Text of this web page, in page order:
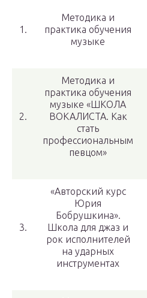
1.
Методика и
практика обучения
музыке
2.
Методика и
практика обучения
музыке «ШКОЛА
ВОКАЛИСТА. Как
стать
профессиональным
певцом»
3.
«Авторский курс
Юрия
Бобрушкина».
Школа для джаз и
рок исполнителей
на ударных
инструментах